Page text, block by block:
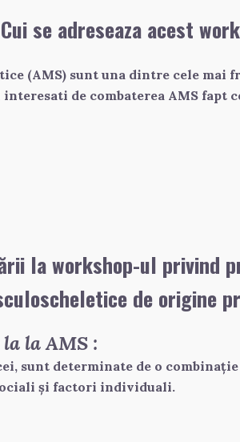
Cui se adreseaza acest
(AMS) sunt una dintre cele mai
de combaterea AMS
la workshop-ul privind
de origine
la AMS :
sunt determinate de o
și factori individuali.